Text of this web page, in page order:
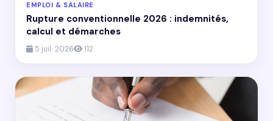
EMPLOI & SALAIRE
Rupture conventionnelle 2026 : indemnités,
calcul et démarches
5 juil. 2026 112